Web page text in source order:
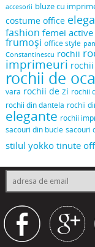
accesorii bluze cu
costume office
fashion femei active
frumoși office style
Constantinescu rochii
imprimeuri
rochii de
vara rochii de zi rochii
rochii din dantela rochii
elegante rochii
sacouri din bucle sacouri
stilul yokko tinute